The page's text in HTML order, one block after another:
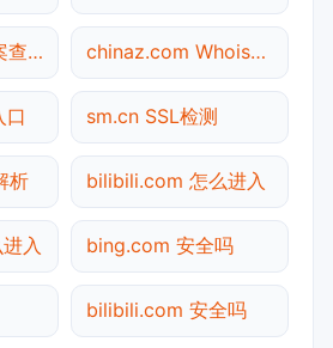
google.com 备案查询 chinaz.com Whois查询
口 sm.cn SSL检测
析 bilibili.com 怎么进入
入 bing.com 安全吗
bilibili.com 安全吗